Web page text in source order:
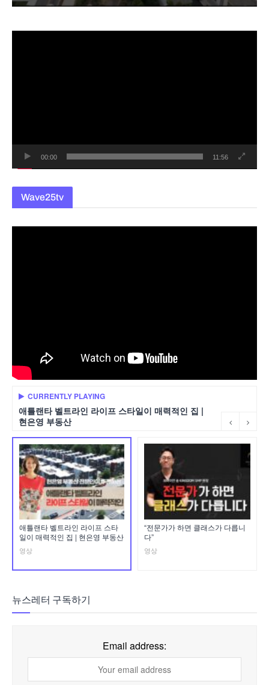
00:00 11:56
Wave25tv
CURRENTLY PLAYING
애틀랜타 벨트라인 라이프 스타일이 매력적인 집 |
현은영 부동산
애틀랜타 벨트라인 라이프 스타
일이 매력적인 집 | 현은영 부동산
영상
“전문가가 하면 클래스가 다릅니
다”
영상
뉴스레터 구독하기
Email address: